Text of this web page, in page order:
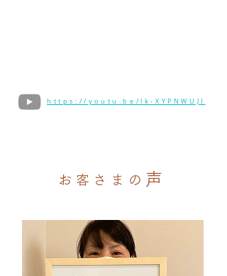
https://youtu.be/lk-XYPNWUJI
お客さまの 声